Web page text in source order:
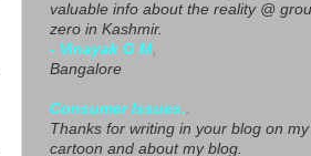
valuable info about the reality @
zero in Kashmir.
- Vinayak G M,
Bangalore
Consumer Issues..
Thanks for writing in your blog on my
cartoon and about my blog.